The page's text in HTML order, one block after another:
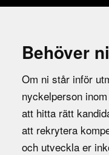
Behöver
Om ni står inför
nyckelperson
att hitta rätt
att rekrytera
och utveckla er